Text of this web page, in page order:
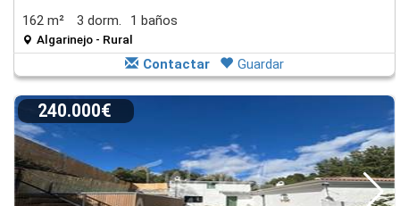
162 m² 3 dorm. 1 baños
Algarinejo - Rural
Contactar Guardar
240.000€